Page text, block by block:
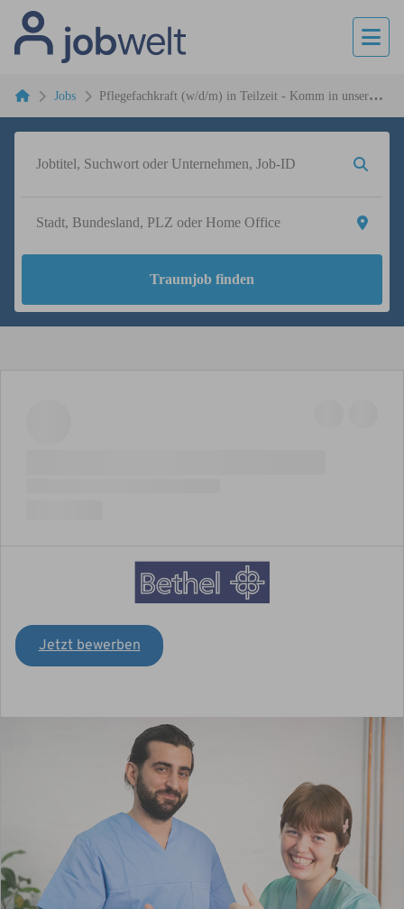
Jobs
Pflegefachkraft (w/d/m) in Teilzeit - Komm in unser
motiviertes Team!
Traumjob finden